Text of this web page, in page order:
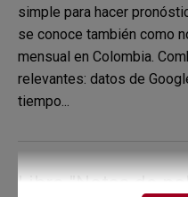
simple para hacer
se conoce también como
mensual en Colombia.
relevantes: datos de
tiempo...
Libro "Notas de